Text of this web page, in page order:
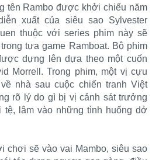
tên Rambo được khởi chiếu năm
xuất của siêu sao Sylvester
thuộc với series phim này sẽ
tựa game Ramboat. Bộ phim
dựng lên dựa theo một cuốn
Morrell. Trong phim, một vị cựu
nhà sau cuộc chiến tranh Việt
rõ lý do gì bị vị cảnh sát trưởng
tệ, lâm vào những tình huống dở
chơi sẽ vào vai Mambo, siêu sao